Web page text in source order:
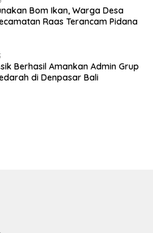
Bom Ikan, Warga Desa
Raas Terancam Pidana
Berhasil Amankan Admin Grup
di Denpasar Bali